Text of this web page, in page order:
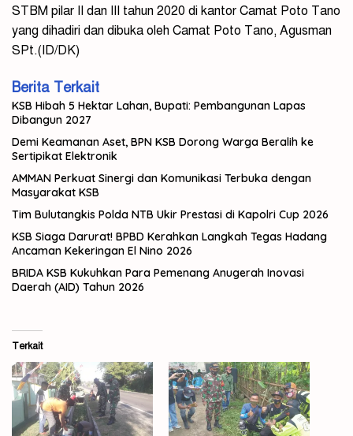
STBM pilar II dan III tahun 2020 di kantor Camat Poto Tano
yang dihadiri dan dibuka oleh Camat Poto Tano, Agusman
SPt.(ID/DK)
Berita Terkait
KSB Hibah 5 Hektar Lahan, Bupati: Pembangunan Lapas
Dibangun 2027
Demi Keamanan Aset, BPN KSB Dorong Warga Beralih ke
Sertipikat Elektronik
AMMAN Perkuat Sinergi dan Komunikasi Terbuka dengan
Masyarakat KSB
Tim Bulutangkis Polda NTB Ukir Prestasi di Kapolri Cup 2026
KSB Siaga Darurat! BPBD Kerahkan Langkah Tegas Hadang
Ancaman Kekeringan El Nino 2026
BRIDA KSB Kukuhkan Para Pemenang Anugerah Inovasi
Daerah (AID) Tahun 2026
Terkait